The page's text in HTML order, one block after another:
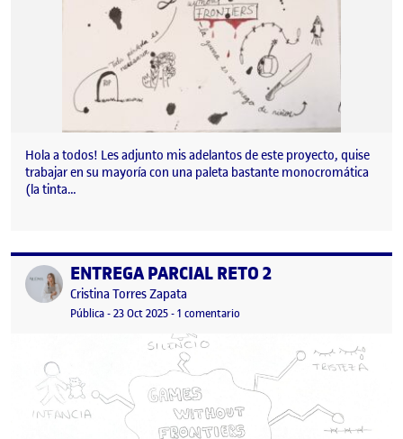
Hola a todos! Les adjunto mis adelantos de este proyecto, quise
trabajar en su mayoría con una paleta bastante monocromática
(la tinta…
Publicado porENTREGA PARCIAL RETO 2
Publicado por
Cristina Torres Zapata
Visibilidad:
Pública-Fecha de publicación
23 Oct 202523 octubre, 2025 6:40 pm
-1 comentario